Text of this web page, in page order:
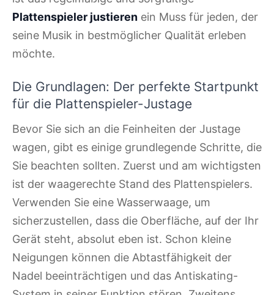
Plattenspieler justieren ein Muss für jeden, der
seine Musik in bestmöglicher Qualität erleben
möchte.
Die Grundlagen: Der perfekte Startpunkt
für die Plattenspieler-Justage
Bevor Sie sich an die Feinheiten der Justage
wagen, gibt es einige grundlegende Schritte, die
Sie beachten sollten. Zuerst und am wichtigsten
ist der waagerechte Stand des Plattenspielers.
Verwenden Sie eine Wasserwaage, um
sicherzustellen, dass die Oberfläche, auf der Ihr
Gerät steht, absolut eben ist. Schon kleine
Neigungen können die Abtastfähigkeit der
Nadel beeinträchtigen und das Antiskating-